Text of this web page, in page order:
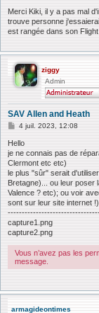
s
s
g
Merci Kiki, il y a pas mal
trouve personne
est rangée dans son
ziggy
Admin
SAV Allen and Heath
M
s
s
g
e
4 juil. 2023, 12:08
Hello
je ne connais pas de
Clermont etc etc)
le plus "sûr" serait
Bretagne)... ou leur poser
Valence ? etc); ou voir
sont sur leur site internet !)
capture1.png
capture2.png
Vous n’avez pas les
message.
armagideontimes